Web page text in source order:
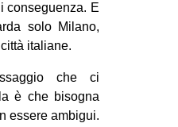
conseguenza. E
solo Milano,
italiane.
che ci
è che bisogna
essere ambigui.